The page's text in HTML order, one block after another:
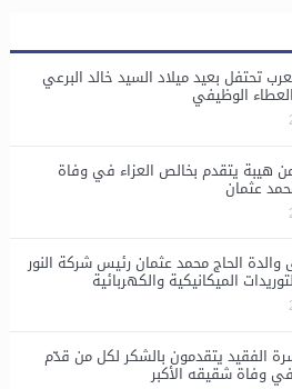
تحتفل بعيد ميلاد السيد خالد البرعي
الوظيفي
هيبة يتقدم بخالص العزاء في وفاة
عثمان
والدة الحاج محمد عثمان رئيس شركة النور
الميكانيكية والكهربائية
الفقيد يتقدمون بالشكر لكل من قدّم
وفاة شقيقه الأكبر